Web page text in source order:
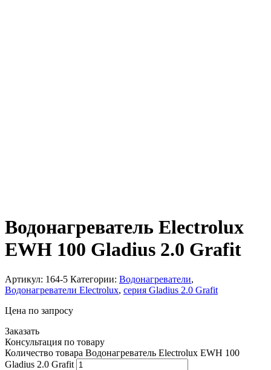
Водонагреватель Electrolux
EWH 100 Gladius 2.0 Grafit
Артикул: 164-5 Категории: Водонагреватели,
Водонагреватели Electrolux, серия Gladius 2.0 Grafit
Цена по запросу
Заказать
Консультация по товару
Количество товара Водонагреватель Electrolux EWH 100
Gladius 2.0 Grafit